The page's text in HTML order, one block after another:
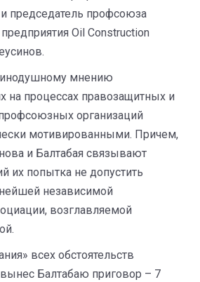
председатель профсоюза
Oil Construction
мнению
на процессах правозащитных и
организаций
мотивированными. Причем,
и Балтабая связывают
их попытка не допустить
независимой
возглавляемой
всех обстоятельств
Балтабаю приговор – 7